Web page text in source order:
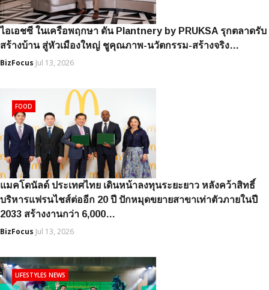
ไอเอชซี ในเครือพฤกษา ดัน Plantnery by PRUKSA รุกตลาดรับ
สร้างบ้าน สู่หัวเมืองใหญ่ ชูคุณภาพ-นวัตกรรม-สร้างจริง…
BizFocus Jul 13, 2026
แมคโดนัลด์ ประเทศไทย เดินหน้าลงทุนระยะยาว หลังคว้าสิทธิ์
บริหารแฟรนไชส์ต่ออีก 20 ปี ปักหมุดขยายสาขาเท่าตัวภายในปี
2033 สร้างงานกว่า 6,000…
BizFocus Jul 13, 2026
FOOD
LIFESTYLES NEWS